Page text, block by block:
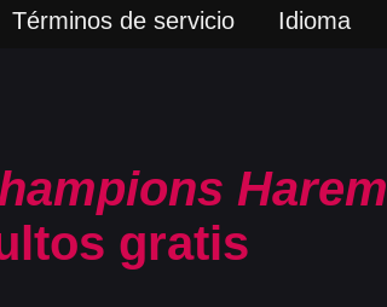
Términos de servicio Idioma
Harem
gratis